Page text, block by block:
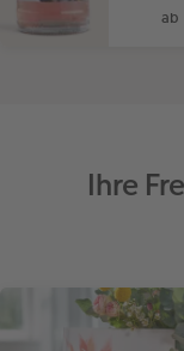
ab
Ihre